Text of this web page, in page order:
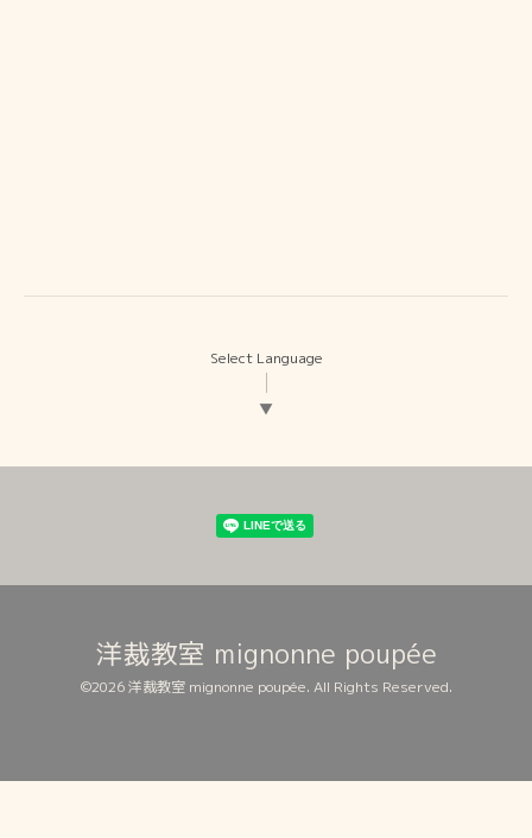
Select Language
▼
洋裁教室 mignonne poupée
©2026洋裁教室 mignonne poupée. All Rights Reserved.